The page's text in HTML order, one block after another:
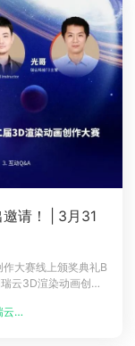
请！ | 3月31
大赛线上颁奖典礼B
云3D渲染动画创作
最终角逐！我们将
瑞云渲染